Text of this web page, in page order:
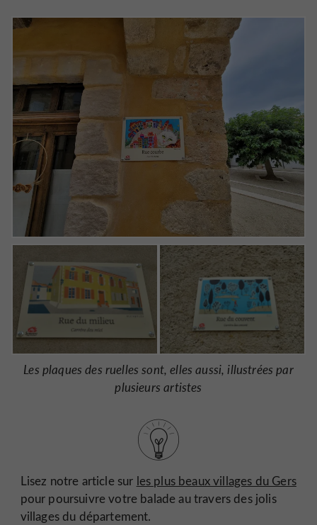
Les plaques des ruelles sont, elles aussi, illustrées par
plusieurs artistes
Lisez notre article sur les plus beaux villages du Gers
pour poursuivre votre balade au travers des jolis
villages du département.